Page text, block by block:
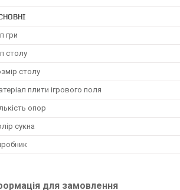
гри
столу
столу
плити ігрового поля
опор
сукна
для замовлення